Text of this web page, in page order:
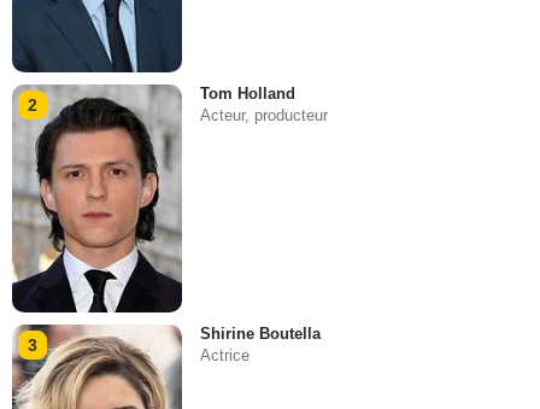
2
Tom Holland
Acteur, producteur
3
Shirine Boutella
Actrice